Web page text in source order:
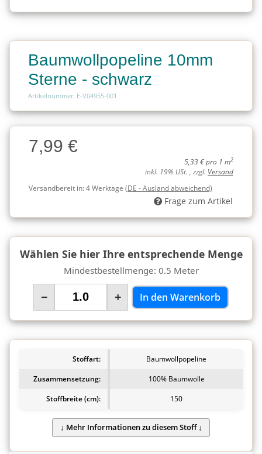
Baumwollpopeline 10mm
Sterne - schwarz
Artikelnummer: E-V04955-001
Charge
Charge7,99 €
5,33 € pro 1 m2
inkl. 19% USt. , zzgl. Versand
Versandbereit in:4 Werktage (DE - Ausland abweichend)
Frage zum Artikel
Wählen Sie hier Ihre entsprechende Menge
Mindestbestellmenge: 0.5 Meter
− + In den Warenkorb
Stoffart:
Baumwollpopeline
Zusammensetzung:
100% Baumwolle
Stoffbreite (cm):
150